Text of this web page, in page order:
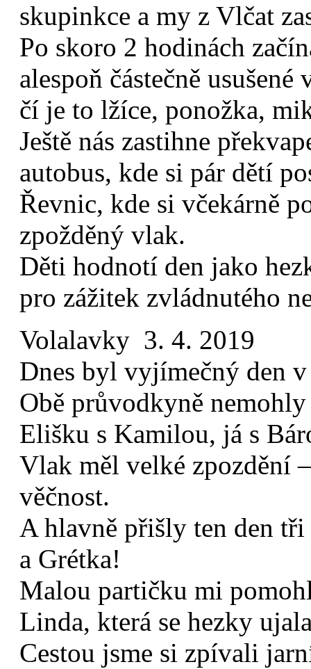
skupinkce a my z Vlčat
Po skoro 2 hodinách
alespoň částečně
čí je to lžíce, ponožka,
Ještě nás zastihne
autobus, kde si pár dětí
Řevnic, kde si včekárně
zpožděný vlak.
Děti hodnotí den jako
pro zážitek zvládnutého
Volalavky 3. 4. 2019
Dnes byl vyjímečný den
Obě průvodkyně
Elišku s Kamilou, já s
Vlak měl velké zpozdění
věčnost.
A hlavně přišly ten den
a Grétka!
Malou partičku mi
Linda, která se hezky
Cestou jsme si zpívali